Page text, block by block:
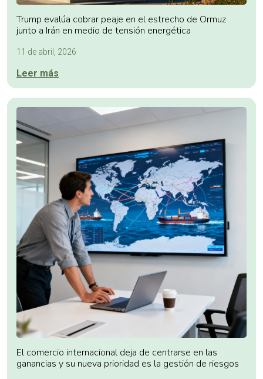
Trump evalúa cobrar peaje en el estrecho de Ormuz
junto a Irán en medio de tensión energética
11 de abril, 2026
Leer más
El comercio internacional deja de centrarse en las
ganancias y su nueva prioridad es la gestión de riesgos